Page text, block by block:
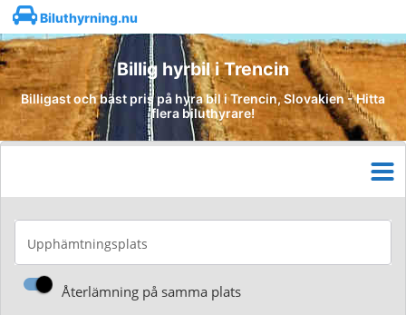
Biluthyrning.nu
Billig hyrbil i Trencin
Billigast och bäst pris på hyra bil i Trencin, Slovakien - Hitta
flera biluthyrare!
Upphämtningsplats
Återlämning på samma plats